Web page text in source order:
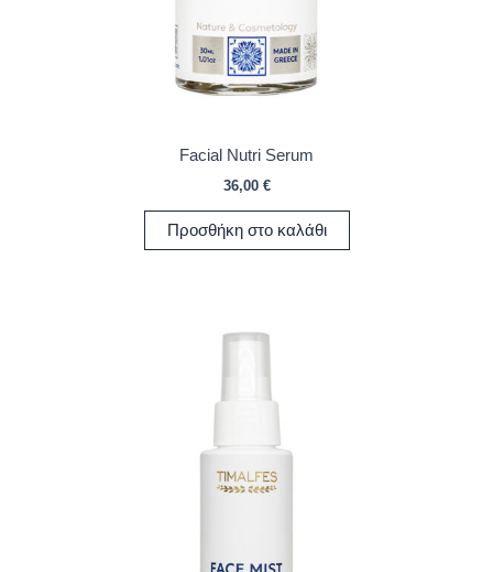
Facial Nutri Serum
36,00 €
Προσθήκη στο καλάθι